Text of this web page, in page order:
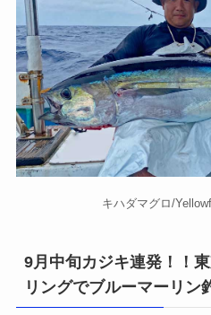
キハダマグロ/
9月中旬カジキ連発！！
リングでブルーマーリン